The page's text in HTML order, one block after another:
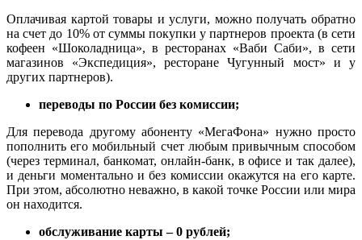
Оплачивая картой товары и услуги, можно получать обратно
на счет до 10% от суммы покупки у партнеров проекта (в сети
кофеен «Шоколадница», в ресторанах «Ваби Саби», в сети
магазинов «Экспедиция», ресторане Чугунный мост» и у
других партнеров).
переводы по России без комиссии;
Для перевода другому абоненту «МегаФона» нужно просто
пополнить его мобильный счет любым привычным способом
(через терминал, банкомат, онлайн-банк, в офисе и так далее),
и деньги моментально и без комиссии окажутся на его карте.
При этом, абсолютно неважно, в какой точке России или мира
он находится.
обслуживание карты – 0 рублей;